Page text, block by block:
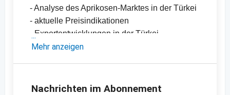
- Analyse des Aprikosen-Marktes in der Türkei
- aktuelle Preisindikationen
- Exportentwicklungen in der Türkei
-Preischart für Aprikosen, getrocknet,
geschwefelt, Nr. 4
Mehr anzeigen
Nachrichten im Abonnement